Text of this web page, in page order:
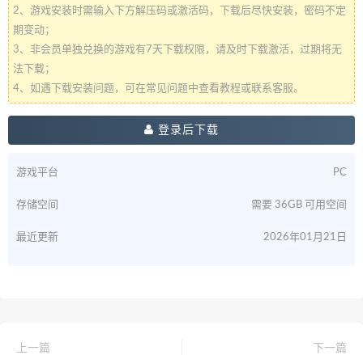
2、游戏安装时需输入下方解压码或激活码，下载后尽快安装，密码不定
期变动；
3、非会员单独兑换的游戏有7天下载权限，请及时下载激活，过期将无
法下载；
4、如遇下载安装问题，可在常见问题中查看教程或联系客服。
登录后下载
游戏平台 PC
存储空间 需要 36GB 可用空间
最近更新 2026年01月21日
上一篇
下一篇